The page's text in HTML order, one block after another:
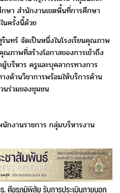
ษา สำนักงานเขตพื้นที่การศึกษา
นครั้งนี้ด้วย
นทร์ จัดเป็นหนึ่งในโรงเรียนคุณภาพ
ณภาพที่สร้างโอกาสของการเข้าถึง
ริหาร ครูและบุคลากรทางการ
งด้านวิชาการพร้อมให้บริการด้าน
นร่วมของชุมชน
กงานราชการ กลุ่มบริหารงาน